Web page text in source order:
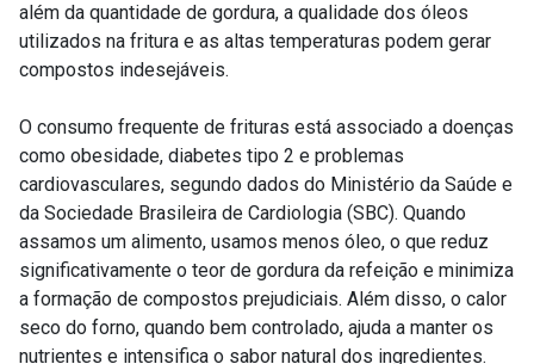
além da quantidade de gordura, a qualidade dos óleos
utilizados na fritura e as altas temperaturas podem gerar
compostos indesejáveis.
O consumo frequente de frituras está associado a doenças
como obesidade, diabetes tipo 2 e problemas
cardiovasculares, segundo dados do Ministério da Saúde e
da Sociedade Brasileira de Cardiologia (SBC). Quando
assamos um alimento, usamos menos óleo, o que reduz
significativamente o teor de gordura da refeição e minimiza
a formação de compostos prejudiciais. Além disso, o calor
seco do forno, quando bem controlado, ajuda a manter os
nutrientes e intensifica o sabor natural dos ingredientes.